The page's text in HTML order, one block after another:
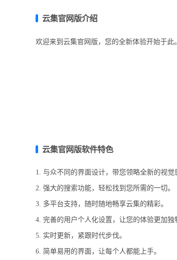
云集官网版介绍
欢迎来到云集官网版，您的全新体验开始于此。
云集官网版软件特色
1. 与众不同的界面设计，带您领略全新的视觉
2. 强大的搜索功能，轻松找到您所需的一切。
3. 多平台支持，随时随地畅享云集的精彩。
4. 完善的用户个人化设置，让您的体验更加独
5. 实时更新，紧跟时代步伐。
6. 简单易用的界面，让每个人都能上手。